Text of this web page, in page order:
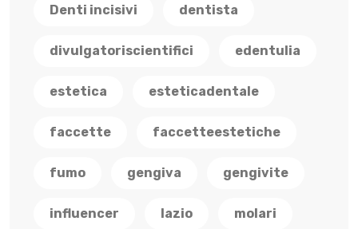
Denti incisivi dentista
divulgatoriscientifici edentulia
estetica esteticadentale
faccette faccetteestetiche
fumo gengiva gengivite
influencer lazio molari